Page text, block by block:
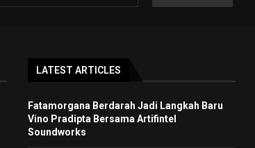
LATEST ARTICLES
Fatamorgana Berdarah Jadi Langkah Baru
Vino Pradipta Bersama Artifintel
Soundworks